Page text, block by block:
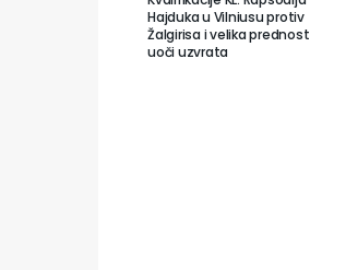
Hajduka u Vilniusu protiv
Žalgirisa i velika prednost
uoči uzvrata